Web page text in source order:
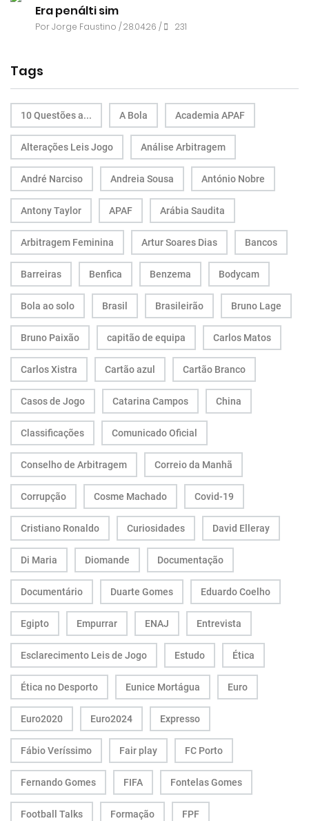
Era penálti sim
PorJorge Faustino / 28.04.26 / 231
Tags
10 Questões a... A Bola Academia APAF
Alterações Leis Jogo Análise Arbitragem
André Narciso Andreia Sousa António Nobre
Antony Taylor APAF Arábia Saudita
Arbitragem Feminina Artur Soares Dias Bancos
Barreiras Benfica Benzema Bodycam
Bola ao solo Brasil Brasileirão Bruno Lage
Bruno Paixão capitão de equipa Carlos Matos
Carlos Xistra Cartão azul Cartão Branco
Casos de Jogo Catarina Campos China
Classificações Comunicado Oficial
Conselho de Arbitragem Correio da Manhã
Corrupção Cosme Machado Covid-19
Cristiano Ronaldo Curiosidades David Elleray
Di Maria Diomande Documentação
Documentário Duarte Gomes Eduardo Coelho
Egipto Empurrar ENAJ Entrevista
Esclarecimento Leis de Jogo Estudo Ética
Ética no Desporto Eunice Mortágua Euro
Euro2020 Euro2024 Expresso
Fábio Veríssimo Fair play FC Porto
Fernando Gomes FIFA Fontelas Gomes
Football Talks Formação FPF